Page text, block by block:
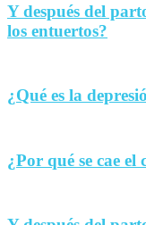
Y después del
los entuertos?
¿Qué es la
¿Por qué se cae el